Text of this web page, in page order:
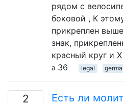
рядом с
боковой , К
прикреплен
знак,
красный круг и
36
legal
2
Есть ли